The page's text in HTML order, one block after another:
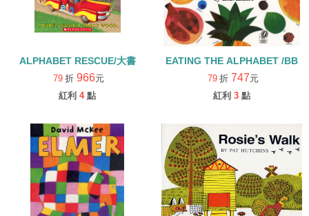
ALPHABET RESCUE/大書
79 折 966元
紅利 4 點
EATING THE ALPHABET /BB
79 折 747元
紅利 3 點